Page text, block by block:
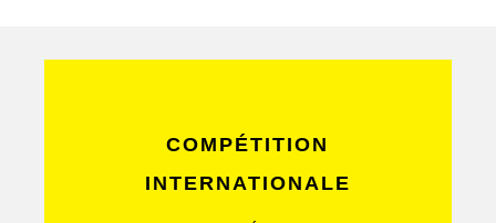
COMPÉTITION
INTERNATIONALE